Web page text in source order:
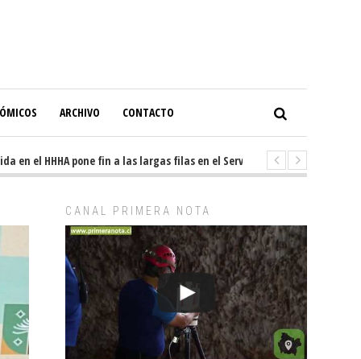
ARCHIVO CONTACTO
el HHHA pone fin a las largas filas en el Servicio de Imagenología
CANAL PRIMERA NOTA